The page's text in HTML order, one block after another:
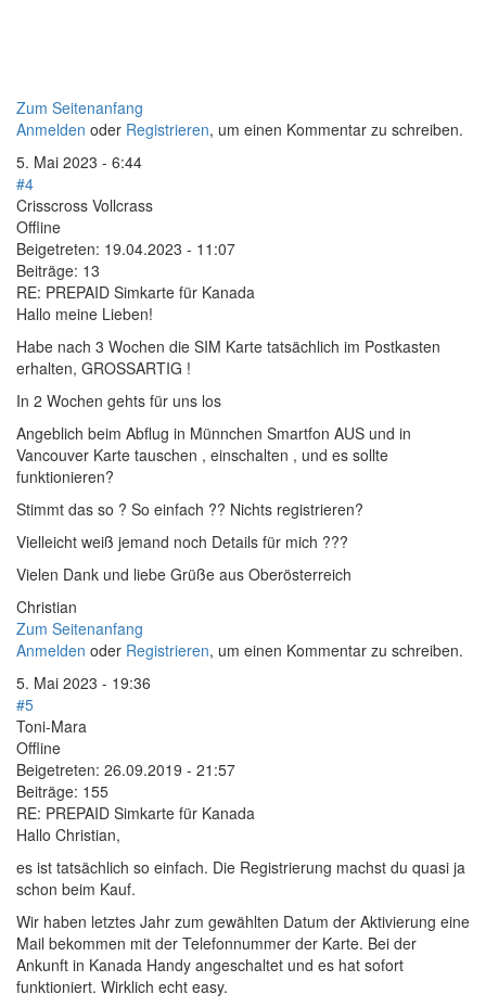
Zum Seitenanfang
Anmelden oder Registrieren, um einen Kommentar zu schreiben.
5. Mai 2023 - 6:44
#4
Crisscross Vollcrass
Offline
Beigetreten: 19.04.2023 - 11:07
Beiträge: 13
RE: PREPAID Simkarte für Kanada
Hallo meine Lieben!
Habe nach 3 Wochen die SIM Karte tatsächlich im Postkasten
erhalten, GROSSARTIG !
In 2 Wochen gehts für uns los
Angeblich beim Abflug in Münnchen Smartfon AUS und in
Vancouver Karte tauschen , einschalten , und es sollte
funktionieren?
Stimmt das so ? So einfach ?? Nichts registrieren?
Vielleicht weiß jemand noch Details für mich ???
Vielen Dank und liebe Grüße aus Oberösterreich
Christian
Zum Seitenanfang
Anmelden oder Registrieren, um einen Kommentar zu schreiben.
5. Mai 2023 - 19:36
#5
Toni-Mara
Offline
Beigetreten: 26.09.2019 - 21:57
Beiträge: 155
RE: PREPAID Simkarte für Kanada
Hallo Christian,
es ist tatsächlich so einfach. Die Registrierung machst du quasi ja
schon beim Kauf.
Wir haben letztes Jahr zum gewählten Datum der Aktivierung eine
Mail bekommen mit der Telefonnummer der Karte. Bei der
Ankunft in Kanada Handy angeschaltet und es hat sofort
funktioniert. Wirklich echt easy.